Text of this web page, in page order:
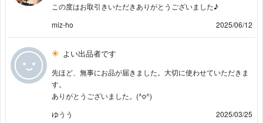
この度はお取引きいただきありがとうございました♪
miz-ho
2025/06/12
よい出品者です
先ほど、無事にお品が届きました。大切に使わせていただきま
す。
ありがとうございました。(^o^)
ゆうう
2025/03/25